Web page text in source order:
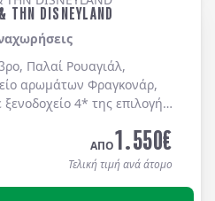
ΤΗΝ DISNEYLAND
Παλαί Ρουαγιάλ,
αρωμάτων Φραγκονάρ,
4* της επιλογής
ΑΠΟ1.550€
Τελική τιμή ανά άτομο